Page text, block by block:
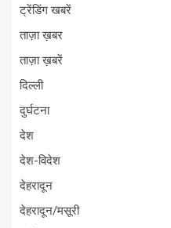
ट्रेंडिंग खबरें
ताज़ा ख़बर
ताज़ा ख़बरें
दिल्ली
दुर्घटना
देश
देश-विदेश
देहरादून
देहरादून/मसूरी